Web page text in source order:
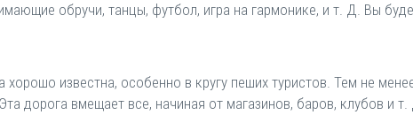
обручи, танцы, футбол, игра на гармонике, и т. Д. Вы
хорошо известна, особенно в кругу пеших туристов. Тем не
дорога вмещает все, начиная от магазинов, баров, клубов и